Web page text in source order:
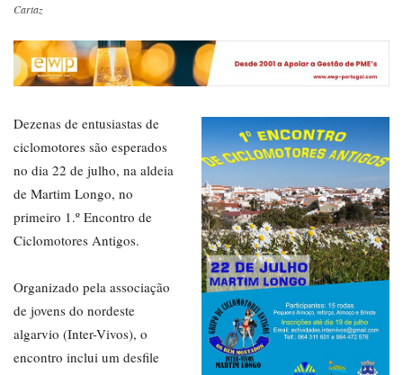
Cartaz
Dezenas de entusiastas de
ciclomotores são esperados
no dia 22 de julho, na aldeia
de Martim Longo, no
primeiro 1.º Encontro de
Ciclomotores Antigos.
Organizado pela associação
de jovens do nordeste
algarvio (Inter-Vivos), o
encontro inclui um desfile